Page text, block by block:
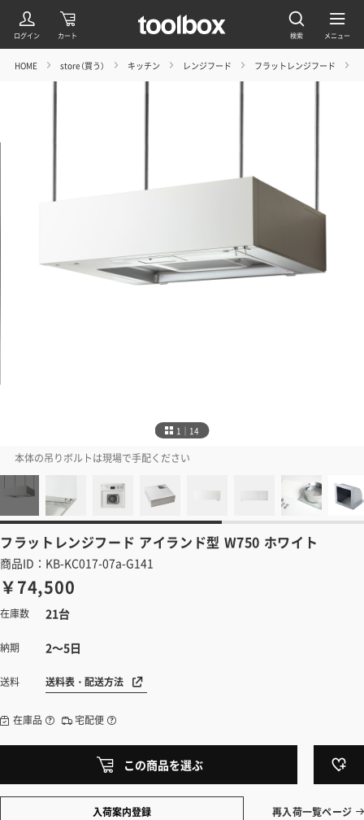
HOME store（買う） キッチン レンジフード フラットレンジフード
1｜14
本体の吊りボルトは現場で手配ください
フラットレンジフード アイランド型 W750 ホワイト
商品ID：KB-KC017-07a-G141
￥74,500
在庫数 21台
納期 2～5日
送料 送料表・配送方法
在庫品 宅配便
この商品を選ぶ
入荷案内登録 再入荷一覧ページ